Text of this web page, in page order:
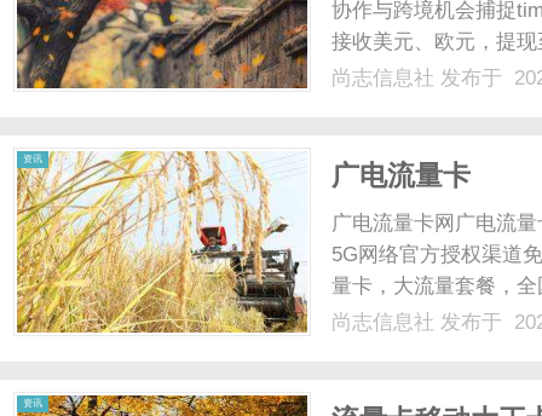
协作与跨境机会捕捉
接收美元、欧元，提
跨时区会议：使用
尚志信息社 发布于
资讯
广电流量卡
广电流量卡网广电流
5G网络官方授权渠道
量卡，大流量套餐，
费送到家。立即点击
尚志信息社 发布于
资讯